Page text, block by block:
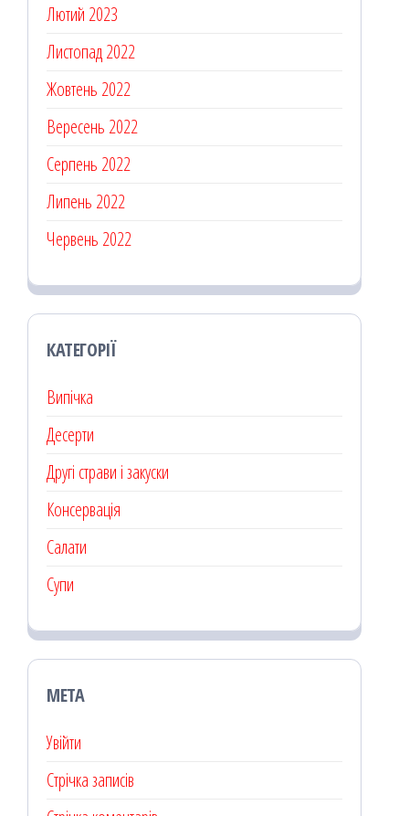
Лютий 2023
Листопад 2022
Жовтень 2022
Вересень 2022
Серпень 2022
Липень 2022
Червень 2022
КАТЕГОРІЇ
Випічка
Десерти
Другі страви і закуски
Консервація
Салати
Супи
МЕТА
Увійти
Стрічка записів